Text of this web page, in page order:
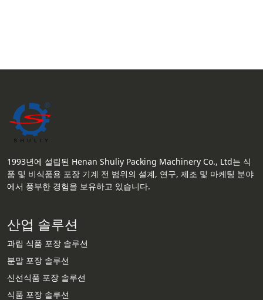
1993년에 설립된 Henan Shuliy Packing Machinery Co., Ltd는 식
품 및 비식품용 포장 기계 전 범위의 설계, 연구, 제조 및 마케팅 분야
에서 풍부한 경험을 보유하고 있습니다.
산업 솔루션
과립 식품 포장 솔루션
분말 포장 솔루션
신선식품 포장 솔루션
식품 포장 솔루션